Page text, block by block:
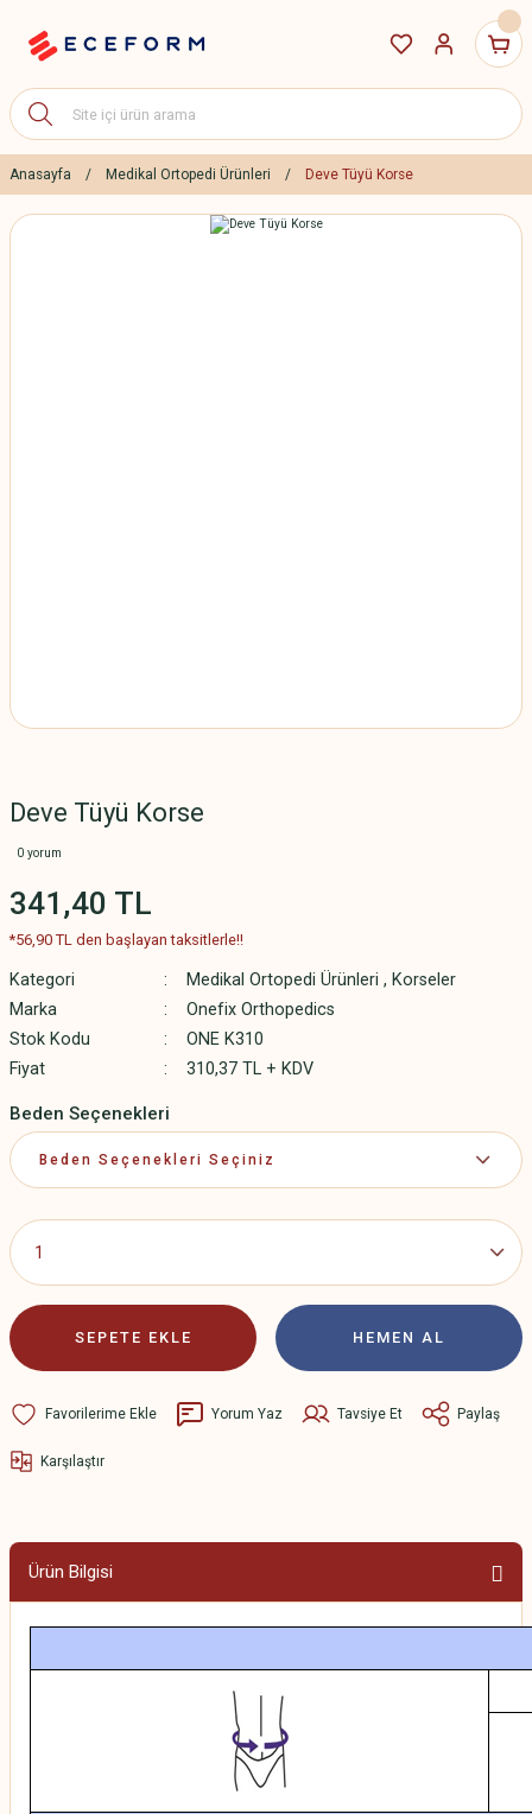
Anasayfa Medikal Ortopedi Ürünleri Deve Tüyü Korse
Deve Tüyü Korse
0 yorum
341,40 TL
*56,90 TL den başlayan taksitlerle!!
Kategori Medikal Ortopedi Ürünleri , Korseler
Marka
Onefix Orthopedics
Stok Kodu
ONE K310
Fiyat
310,37 TL + KDV
Beden Seçenekleri
SEPETE EKLE HEMEN AL
Yorum Yaz Tavsiye Et Paylaş
Karşılaştır
Ürün Bilgisi